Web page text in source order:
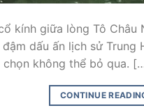
kính giữa lòng Tô Châu
dấu ấn lịch sử Trung
chọn không thể bỏ qua.
CONTINUE